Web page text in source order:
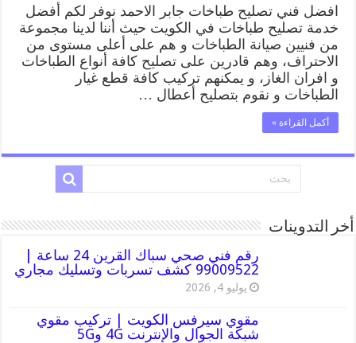
مغلقة
افضل فني تصليح طباخات جابر الاحمد نوفر لكم أفضل
خدمة تصليح طباخات في الكويت حيث أننا لدينا مجموعة
من فنيين صيانة الطباخات و هم على أعلى مستوى من
الاحتراف، وهم قادرين على تصليح كافة أنواع الطباخات
و افران الغاز، و يمكنهم تركيب كافة قطع غيار
الطباخات و نقوم بتصليح أعطال …
أكمل القراءة »
أخر التدوينات
رقم فني صحي سباك القرين 24 ساعة |
99009522 كشف تسربات وتسليك مجاري
يوليو 4, 2026
مقوي سيرفس الكويت | تركيب مقوي
شبكة الجوال والإنترنت 4G و5G